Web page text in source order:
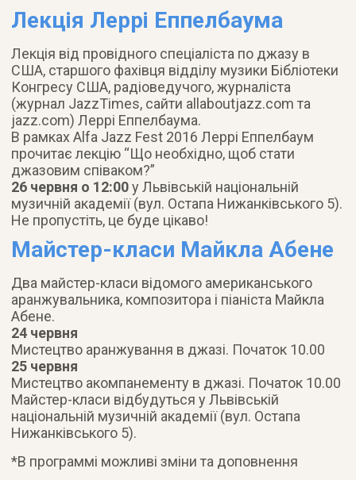
Лекція Леррі Еппелбаума
Лекція від провідного спеціаліста по джазу в
США, старшого фахівця відділу музики Бібліотеки
Конгресу США, радіоведучого, журналіста
(журнал JazzTimes, сайти allaboutjazz.com та
jazz.com) Леррі Еппелбаума.
В рамках Alfa Jazz Fest 2016 Леррі Еппелбаум
прочитає лекцію “Що необхідно, щоб стати
джазовим співаком?”
26 червня о 12:00у Львівській національній
музичній академії (вул. Остапа Нижанківського 5).
Не пропустіть, це буде цікаво!
Майстер-класи Майкла Абене
Два майстер-класи відомого американського
аранжувальника, композитора і піаніста Майкла
Абене.
24 червня
Мистецтво аранжування в джазі. Початок 10.00
25 червня
Мистецтво акомпанементу в джазі. Початок 10.00
Майстер-класи відбудуться у Львівській
національній музичній академії (вул. Остапа
Нижанківського 5).
*В программі можливі зміни та доповнення